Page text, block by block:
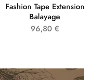
Fashion Tape Extension
Balayage
96,80 €